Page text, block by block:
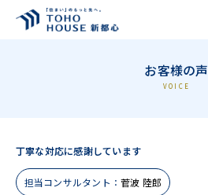
お客様の声
VOICE
丁寧な対応に感謝しています
担当コンサルタント： 菅波 陸郎